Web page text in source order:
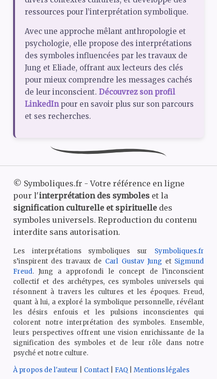
ressources pour l’interprétation symbolique.
Avec une approche mêlant anthropologie et
psychologie, elle propose des interprétations
des symboles influencées par les travaux de
Jung et Eliade, offrant aux lecteurs des clés
pour mieux comprendre les messages cachés
de leur inconscient. Découvrez son profil
LinkedInpour en savoir plus sur son parcours
et ses recherches.
© Symboliques.fr - Votre référence en ligne
pour l'interprétation des symboleset la
signification culturelle et spirituelledes
symboles universels. Reproduction du contenu
interdite sans autorisation.
Les interprétations symboliques sur Symboliques.fr
s’inspirent des travaux de Carl Gustav Jung et Sigmund
Freud. Jung a approfondi le concept de l’inconscient
collectif et des archétypes, ces symboles universels qui
résonnent à travers les cultures et les époques. Freud,
quant à lui, a exploré la symbolique personnelle, révélant
les désirs enfouis et les pulsions inconscientes qui
colorent notre interprétation des symboles. Ensemble,
leurs perspectives offrent une vision enrichissante de la
signification des symboles et de leur rôle dans notre
psyché et notre culture.
À propos de l'auteur Contact| FAQ| Mentions légales